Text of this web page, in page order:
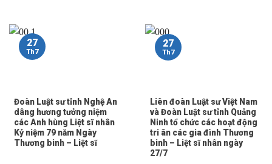
Đoàn Luật sư tỉnh Nghệ An
dâng hương tưởng niệm
các Anh hùng Liệt sĩ nhân
Kỷ niệm 79 năm Ngày
Thương binh – Liệt sĩ
27
Th7
Liên đoàn Luật sư Việt Nam
và Đoàn Luật sư tỉnh Quảng
Ninh tổ chức các hoạt động
tri ân các gia đình Thương
binh – Liệt sĩ nhân ngày
27/7
27
Th7